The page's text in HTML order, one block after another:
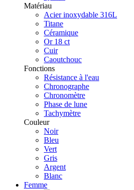
Matériau
Acier inoxydable 316L
Titane
Céramique
Or 18 ct
Cuir
Caoutchouc
Fonctions
Résistance à l'eau
Chronographe
Chronomètre
Phase de lune
Tachymètre
Couleur
Noir
Bleu
Vert
Gris
Argent
Blanc
Femme